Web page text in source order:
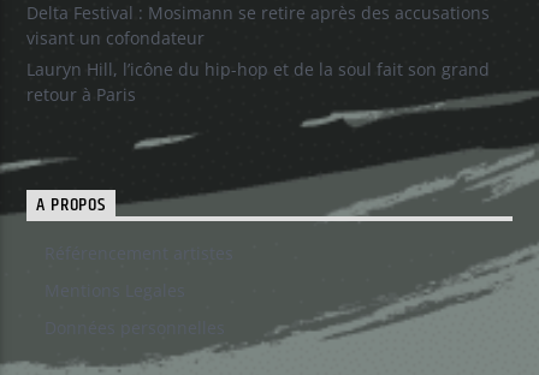
Delta Festival : Mosimann se retire après des accusations
visant un cofondateur
Lauryn Hill, l’icône du hip-hop et de la soul fait son grand
retour à Paris
A PROPOS